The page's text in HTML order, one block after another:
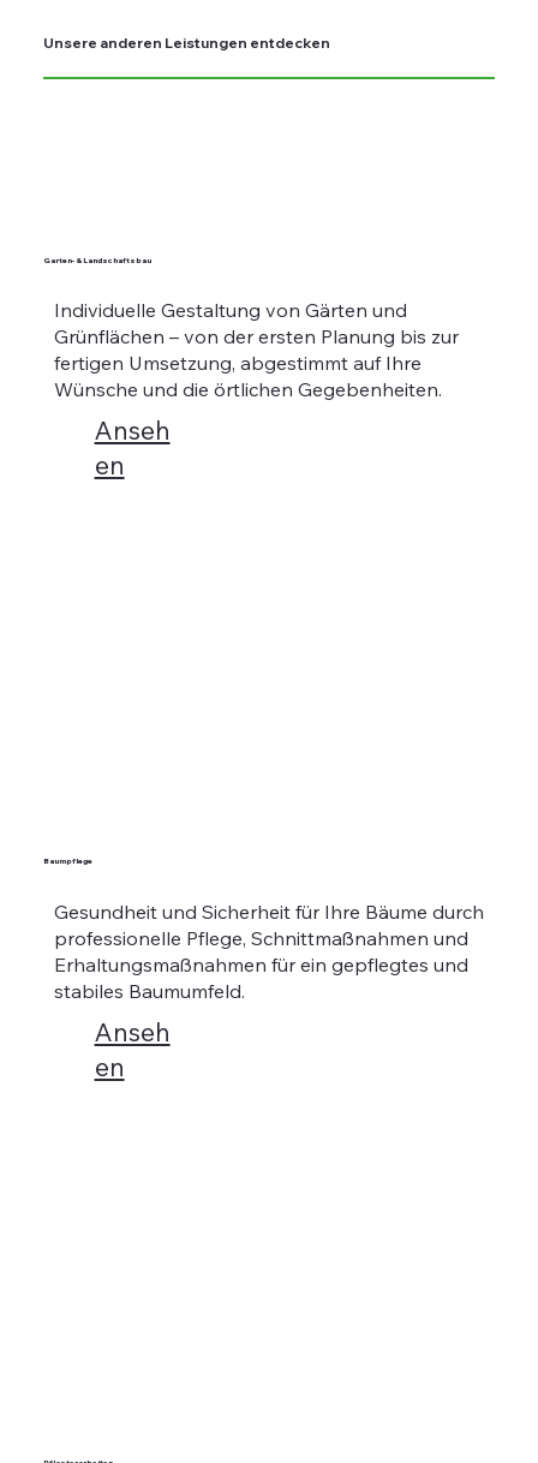
Unsere anderen Leistungen entdecken
Garten- & Landschaftsbau
Individuelle Gestaltung von Gärten und
Grünflächen – von der ersten Planung bis zur
fertigen Umsetzung, abgestimmt auf Ihre
Wünsche und die örtlichen Gegebenheiten.
Anseh
en
Baumpflege
Gesundheit und Sicherheit für Ihre Bäume durch
professionelle Pflege, Schnittmaßnahmen und
Erhaltungsmaßnahmen für ein gepflegtes und
stabiles Baumumfeld.
Anseh
en